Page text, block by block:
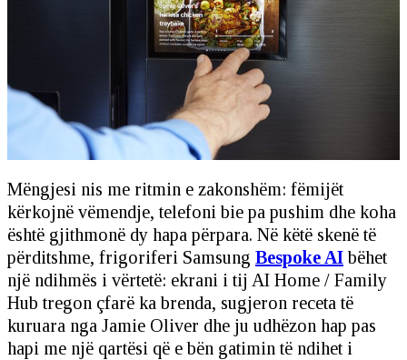
Mëngjesi nis me ritmin e zakonshëm: fëmijët
kërkojnë vëmendje, telefoni bie pa pushim dhe koha
është gjithmonë dy hapa përpara. Në këtë skenë të
përditshme, frigoriferi Samsung Bespoke AI bëhet
një ndihmës i vërtetë: ekrani i tij AI Home / Family
Hub tregon çfarë ka brenda, sugjeron receta të
kuruara nga Jamie Oliver dhe ju udhëzon hap pas
hapi me një qartësi që e bën gatimin të ndihet i